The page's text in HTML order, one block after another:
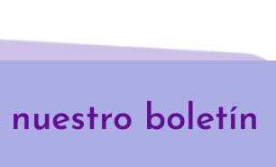
nuestro boletín